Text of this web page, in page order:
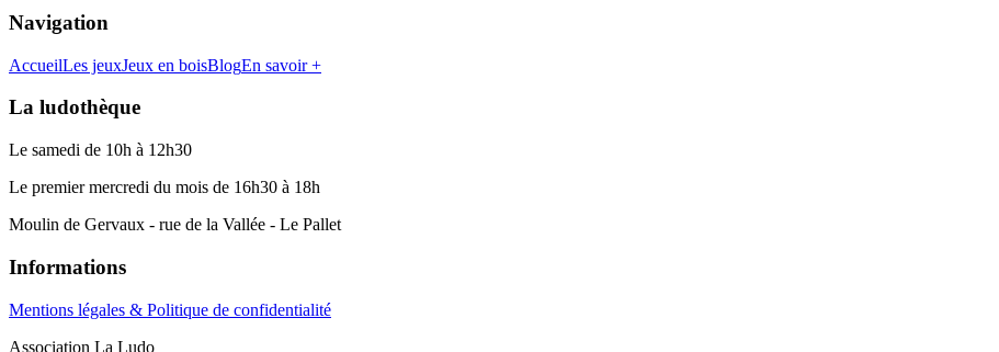
Navigation
AccueilLes jeuxJeux en boisBlogEn savoir +
La ludothèque
Le samedi de 10h à 12h30
Le premier mercredi du mois de 16h30 à 18h
Moulin de Gervaux - rue de la Vallée - Le Pallet
Informations
Mentions légales & Politique de confidentialité
Association La Ludo